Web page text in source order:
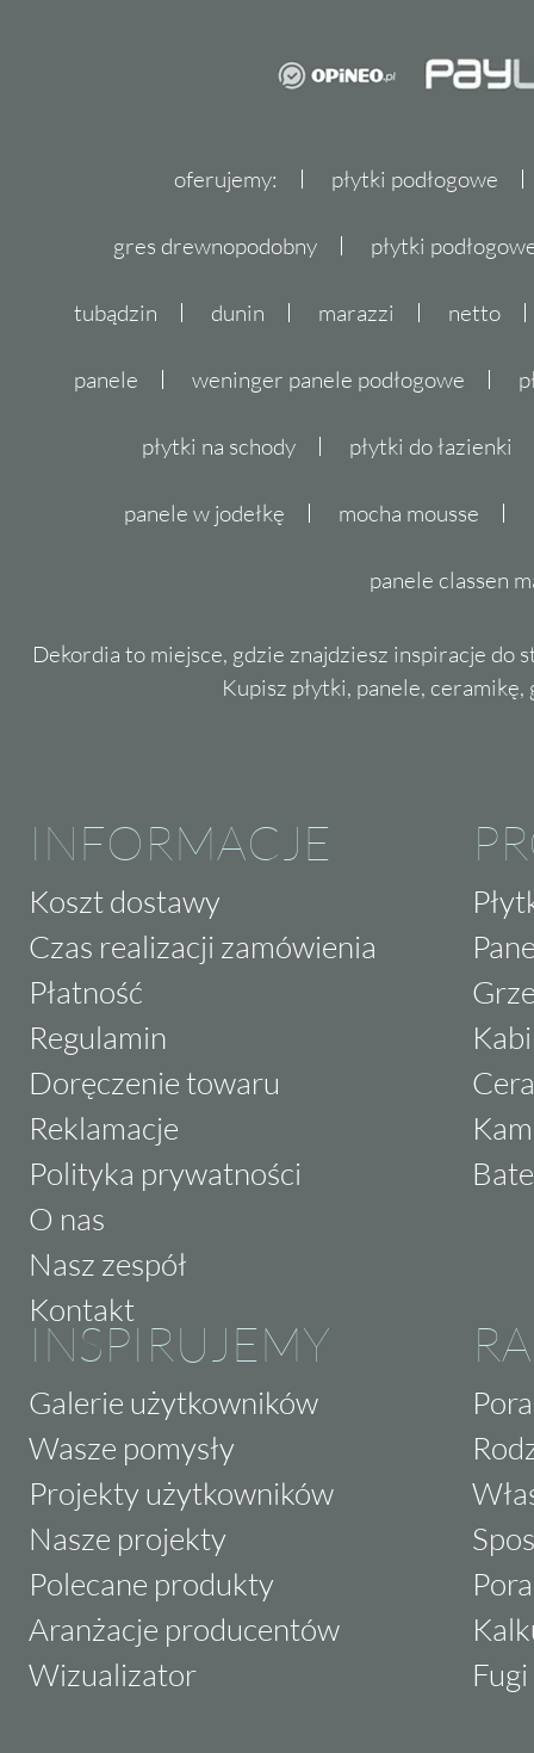
oferujemy: płytki podłogowe
gres drewnopodobny płytki
tubądzin dunin marazzi netto
panele weninger panele podłogowe
płytki na schody płytki do łazienki
panele w jodełkę mocha mousse
panele classen
Dekordia to miejsce, gdzie znajdziesz inspiracje do
Kupisz płytki, panele,
INFORMACJE
Koszt dostawy
Czas realizacji zamówienia
Płatność
Regulamin
Doręczenie towaru
Reklamacje
Polityka prywatności
O nas
Nasz zespół
Kontakt
INSPIRUJEMY
Galerie użytkowników
Wasze pomysły
Projekty użytkowników
Nasze projekty
Polecane produkty
Aranżacje producentów
Wizualizator